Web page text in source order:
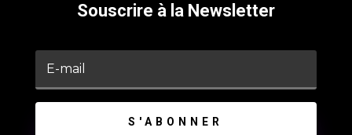
Souscrire à la Newsletter
S'ABONNER